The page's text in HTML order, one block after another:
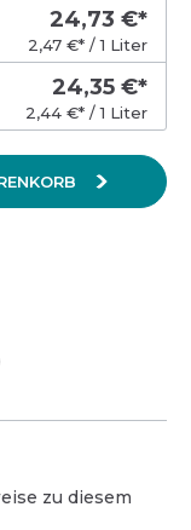
24,73 €*
2,47 €* / 1 Liter
24,35 €*
2,44 €* / 1 Liter
zu diesem